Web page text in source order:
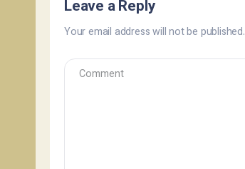
Leave a Reply
Your email address will not be published.